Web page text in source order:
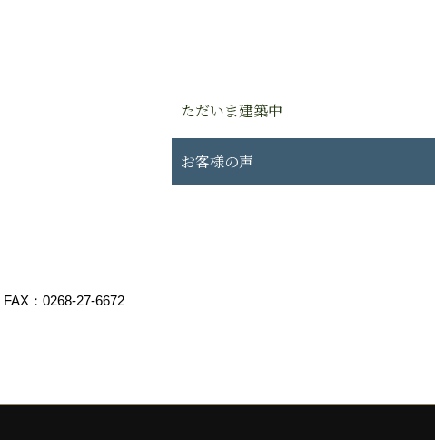
ただいま建築中
お客様の声
FAX：0268-27-6672